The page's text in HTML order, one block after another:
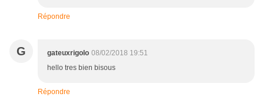
Répondre
G gateuxrigolo 08/02/2018 19:51
hello tres bien bisous
Répondre